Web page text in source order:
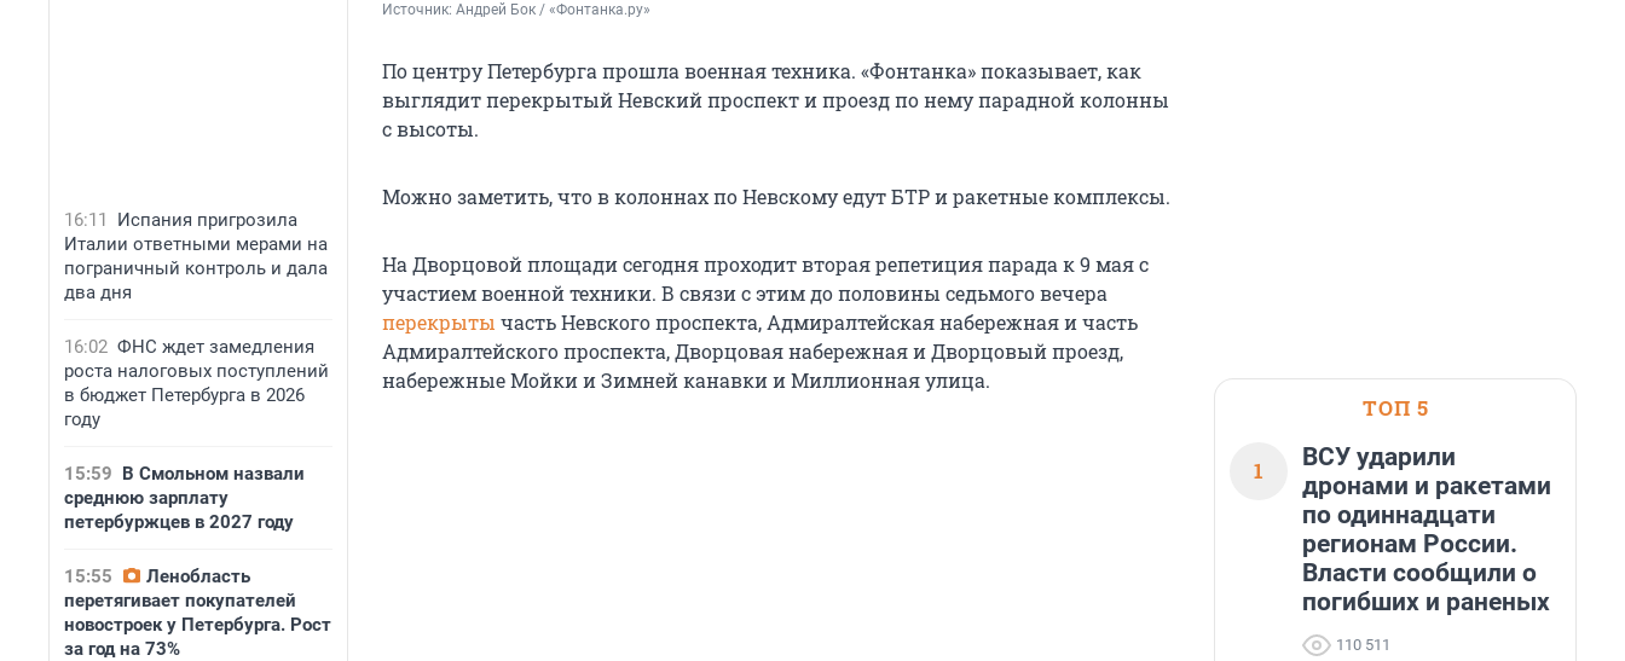
16:11
Испания пригрозила
Италии ответными мерами на
пограничный контроль и дала
два дня
16:02 ФНС ждет замедления
роста налоговых поступлений
в бюджет Петербурга в 2026
году
15:59 В Смольном назвали
среднюю зарплату
петербуржцев в 2027 году
15:55
Ленобласть
перетягивает покупателей
новостроек у Петербурга. Рост
за год на 73%
Источник: Андрей Бок / «Фонтанка.ру»
По центру Петербурга прошла военная техника. «Фонтанка» показывает, как
выглядит перекрытый Невский проспект и проезд по нему парадной колонны
с высоты.
Можно заметить, что в колоннах по Невскому едут БТР и ракетные комплексы.
На Дворцовой площади сегодня проходит вторая репетиция парада к 9 мая с
участием военной техники. В связи с этим до половины седьмого вечера
перекрыты часть Невского проспекта, Адмиралтейская набережная и часть
Адмиралтейского проспекта, Дворцовая набережная и Дворцовый проезд,
набережные Мойки и Зимней канавки и Миллионная улица.
ТОП 5
1
ВСУ ударили
дронами и ракетами
по одиннадцати
регионам России.
Власти сообщили о
погибших и раненых
110 511